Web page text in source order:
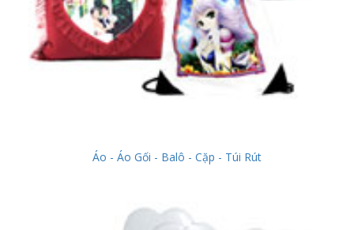
Áo - Áo Gối - Balô - Cặp - Túi Rút